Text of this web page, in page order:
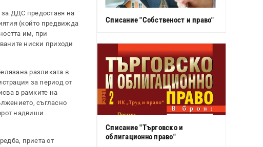
за ДДС предоставя на
(който предвижда
им, при
ниски приходи
разликата в
за период от
в рамките на
съгласно
надвиши
приета от
Списание "Собственост и право"
Списание "Търговско и
облигационно право"